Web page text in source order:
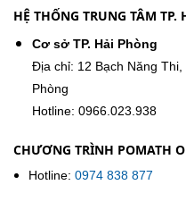
HỆ THỐNG TRUNG TÂM TP.
Cơ sở TP. Hải Phòng
Địa chỉ: 12 Bạch Năng
Phòng
Hotline: 0966.023.938
CHƯƠNG TRÌNH POMATH
Hotline: 0974 838 877